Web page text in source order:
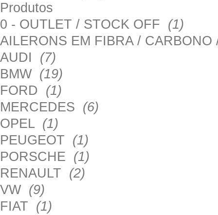
Produtos
0 - OUTLET / STOCK OFF (1)
AILERONS EM FIBRA /
AUDI (7)
BMW (19)
FORD (1)
MERCEDES (6)
OPEL (1)
PEUGEOT (1)
PORSCHE (1)
RENAULT (2)
VW (9)
FIAT (1)